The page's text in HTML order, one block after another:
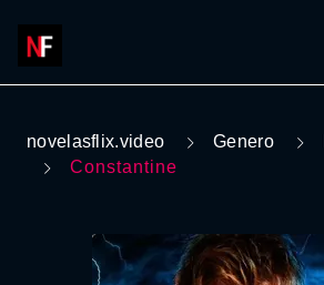
novelasflix.video Genero
Constantine